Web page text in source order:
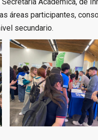
áreas participantes,
secundario.